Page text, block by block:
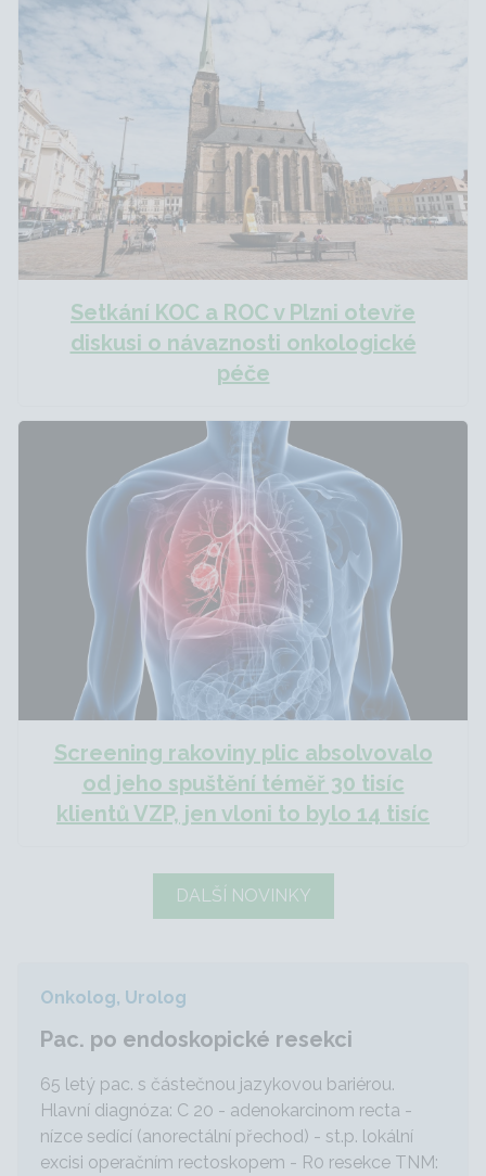
Setkání KOC a ROC v Plzni otevře
diskusi o návaznosti onkologické
péče
Screening rakoviny plic absolvovalo
od jeho spuštění téměř 30 tisíc
klientů VZP, jen vloni to bylo 14 tisíc
DALŠÍ NOVINKY
Onkolog, Urolog
Pac. po endoskopické resekci
65 letý pac. s částečnou jazykovou bariérou.
Hlavní diagnóza: C 20 - adenokarcinom recta -
nízce sedící (anorectální přechod) - st.p. lokální
excisi operačním rectoskopem - R0 resekce TNM: